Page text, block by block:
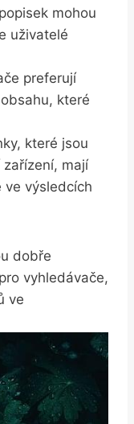
⁤mohou
uživatelé
preferují
které
které ‌jsou⁣
mají
ve výsledcích⁢
dobře
vyhledávače,
⁣ve